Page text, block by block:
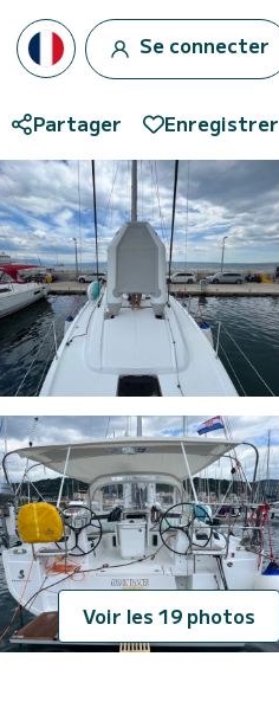
Se connecter
Partager Enregistrer
Voir les 19 photos